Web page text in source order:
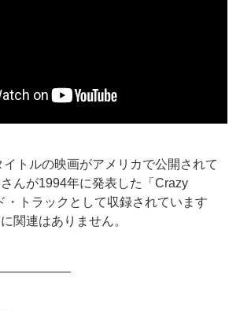
トルの映画がアメリカで公開されて
んが1994年に発表した「Crazy
・トラックとして収録されています
関連はありません。